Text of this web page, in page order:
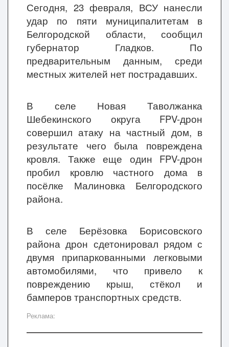
Сегодня, 23 февраля, ВСУ нанесли
удар по пяти муниципалитетам в
Белгородской области, сообщил
губернатор Гладков. По
предварительным данным, среди
местных жителей нет пострадавших.
В селе Новая Таволжанка
Шебекинского округа FPV-дрон
совершил атаку на частный дом, в
результате чего была повреждена
кровля. Также еще один FPV-дрон
пробил кровлю частного дома в
посёлке Малиновка Белгородского
района.
В селе Берёзовка Борисовского
района дрон сдетонировал рядом с
двумя припаркованными легковыми
автомобилями, что привело к
повреждению крыш, стёкол и
бамперов транспортных средств.
Реклама: